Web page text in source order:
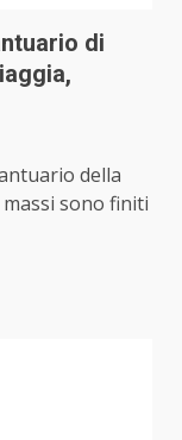
di
della
massi sono finiti